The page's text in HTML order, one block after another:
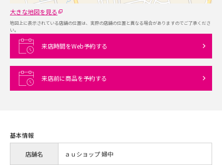
大きな地図を見る
地図上に表示されている店舗の位置は、実際の店舗の位置と異なる場合がありますのでご了承くださ
い。
来店時間をWeb予約する
来店前に商品を予約する
基本情報
店舗名 ａｕショップ 婦中